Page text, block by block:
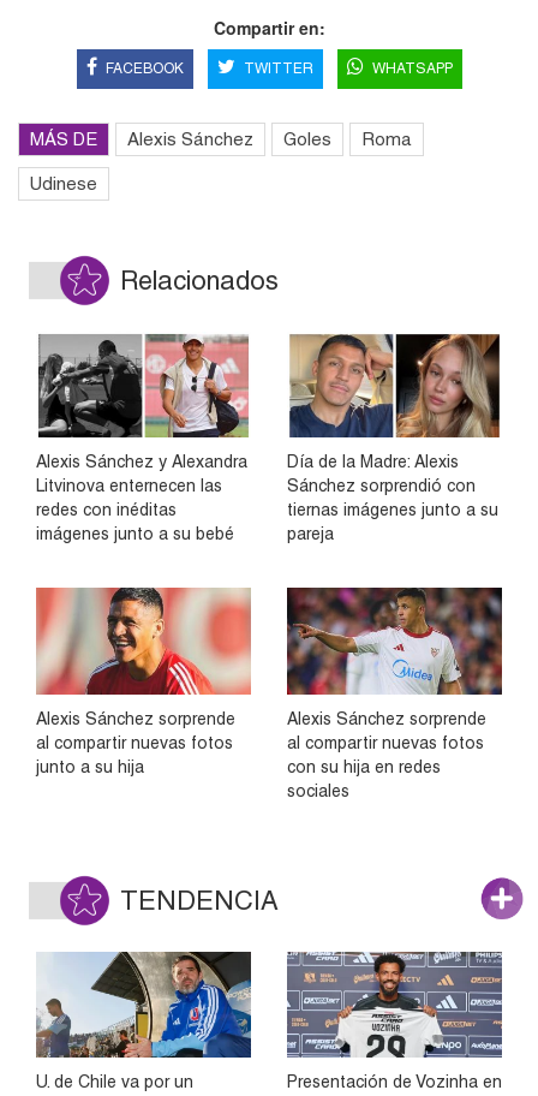
Compartir en:
FACEBOOK TWITTER WHATSAPP
MÁS DE Alexis Sánchez Goles Roma
Udinese
Relacionados
Alexis Sánchez y Alexandra
Litvinova enternecen las
redes con inéditas
imágenes junto a su bebé
Día de la Madre: Alexis
Sánchez sorprendió con
tiernas imágenes junto a su
pareja
Alexis Sánchez sorprende
al compartir nuevas fotos
junto a su hija
Alexis Sánchez sorprende
al compartir nuevas fotos
con su hija en redes
sociales
TENDENCIA
U. de Chile va por un
Presentación de Vozinha en